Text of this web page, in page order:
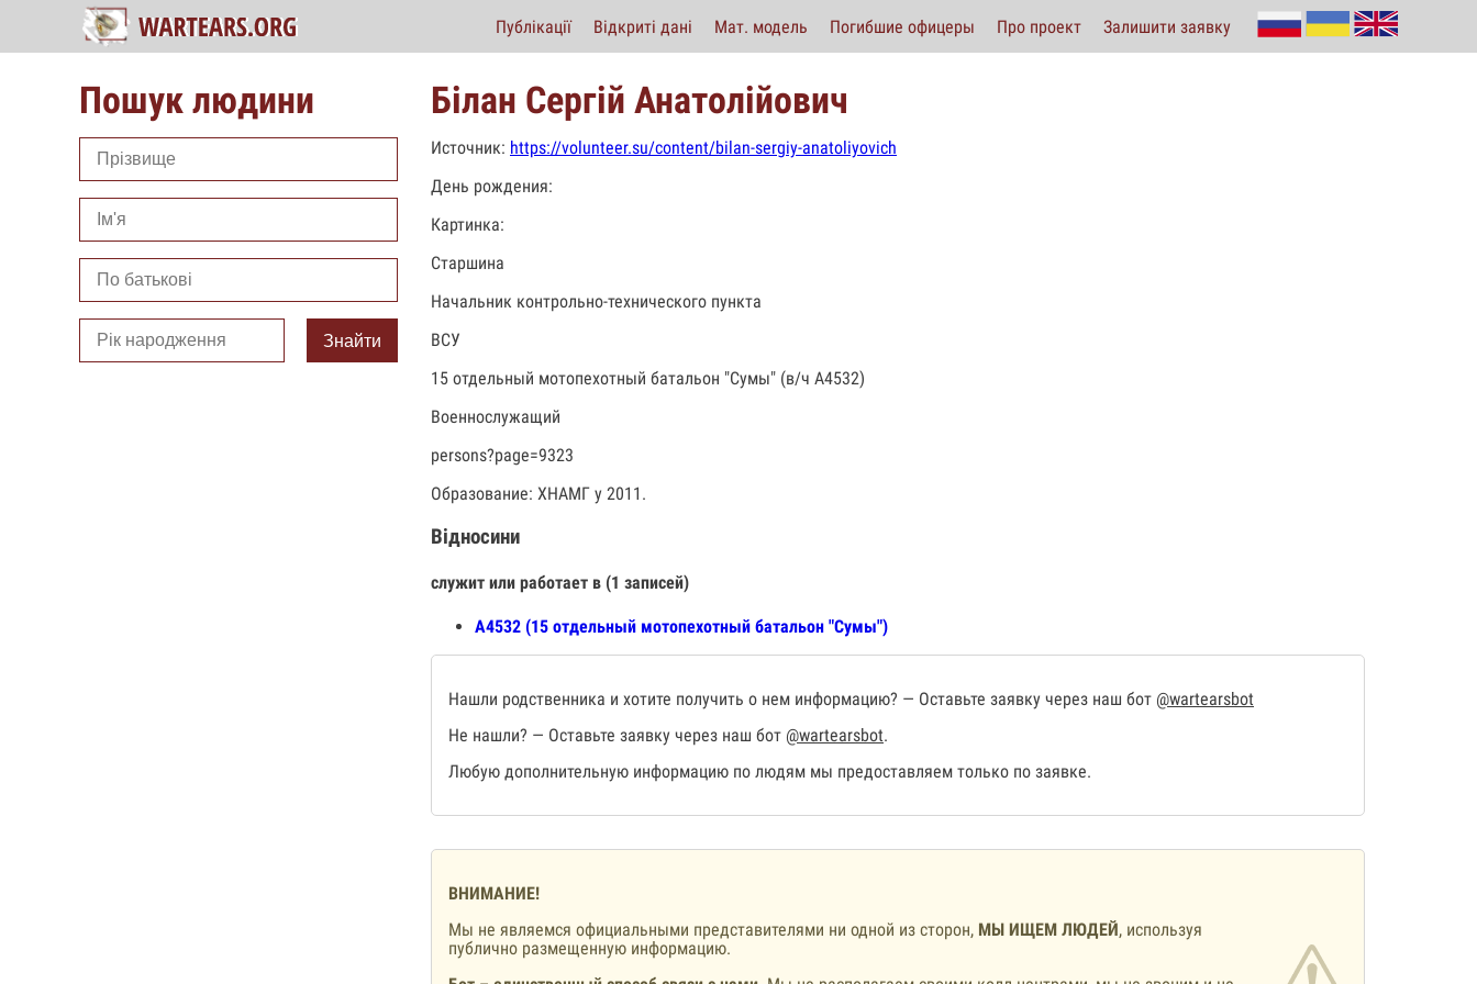
Публікації Відкриті дані Мат. модель Погибшие офицеры Про проект Залишити заявку
Пошук людини
Знайти
Білан Сергій Анатолійович
Источник: https://volunteer.su/content/bilan-sergiy-anatoliyovich
День рождения:
Картинка:
Старшина
Начальник контрольно-технического пункта
ВСУ
15 отдельный мотопехотный батальон "Сумы" (в/ч А4532)
Военнослужащий
persons?page=9323
Образование: ХНАМГ у 2011.
Відносини
служит или работает в (1 записей)
А4532 (15 отдельный мотопехотный батальон "Сумы")
Нашли родственника и хотите получить о нем информацию? — Оставьте заявку через наш бот @wartearsbot
Не нашли? — Оставьте заявку через наш бот @wartearsbot.
Любую дополнительную информацию по людям мы предоставляем только по заявке.
ВНИМАНИЕ!
Мы не являемся официальными представителями ни одной из сторон, МЫ ИЩЕМ ЛЮДЕЙ, используя
публично размещенную информацию.